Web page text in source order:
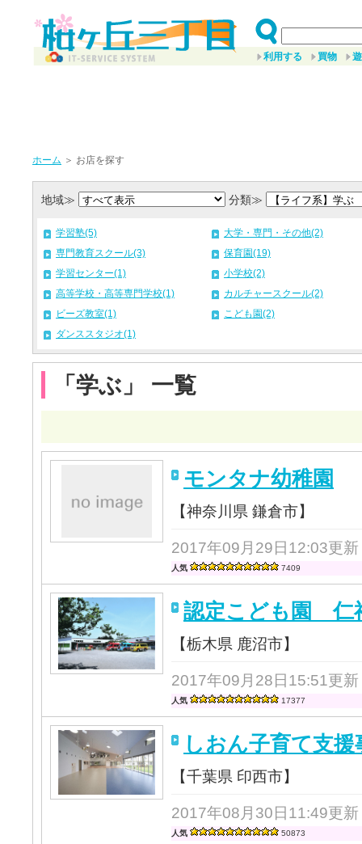
利用する 買物
ホーム ＞ お店を探す
地域≫ 分類≫
学習塾(5)
大学・専門・その他(2)
専門教育スクール(3)
保育園(19)
学習センター(1)
小学校(2)
高等学校・高等専門学校(1)
カルチャースクール(2)
ビーズ教室(1)
こども園(2)
ダンススタジオ(1)
「学ぶ」 一覧
モンタナ幼稚園
【神奈川県 鎌倉市】
2017年09月29日12:03更新
人気 7409
認定こども園 仁
【栃木県 鹿沼市】
2017年09月28日15:51更新
人気 17377
しおん子育て支援
【千葉県 印西市】
2017年08月30日11:49更新
人気 50873